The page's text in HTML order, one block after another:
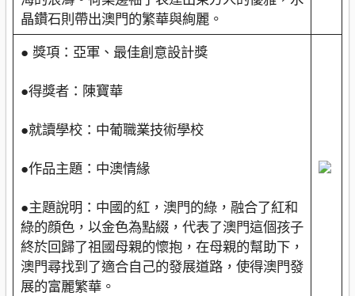
晶鑽石則帶出澳門的繁華與絢麗。
● 獎項：亞軍、最佳創意設計獎
●得獎者：陳寶華
●就讀學校：中葡職業技術學校
●作品主題：中澳情緣
●主題說明：中國的紅，澳門的綠，融合了紅和
綠的顔色，以金色為點綴，代表了澳門這個孩子
終於回歸了祖國母親的懷抱，在母親的幫助下，
澳門尋找到了適合自己的發展道路，使得澳門發
展的富麗繁華。